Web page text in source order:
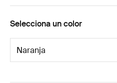
Selecciona un color